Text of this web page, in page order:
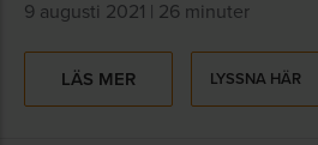
9 augusti 2021 | 26 minuter
LÄS MER LYSSNA HÄR